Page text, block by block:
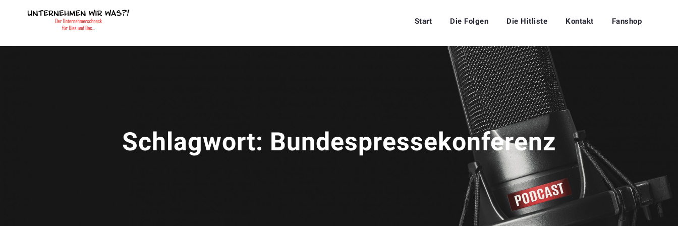
Start Die Folgen Die Hitliste Kontakt Fanshop
Schlagwort: Bundespressekonferenz